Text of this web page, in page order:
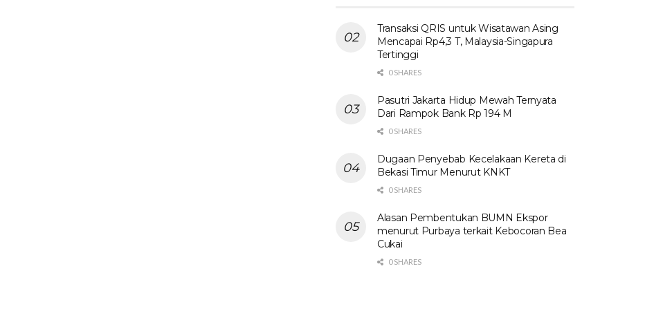
Transaksi QRIS untuk Wisatawan Asing
Mencapai Rp4,3 T, Malaysia-Singapura
Tertinggi
0 SHARES
Pasutri Jakarta Hidup Mewah Ternyata
Dari Rampok Bank Rp 194 M
0 SHARES
Dugaan Penyebab Kecelakaan Kereta di
Bekasi Timur Menurut KNKT
0 SHARES
Alasan Pembentukan BUMN Ekspor
menurut Purbaya terkait Kebocoran Bea
Cukai
0 SHARES